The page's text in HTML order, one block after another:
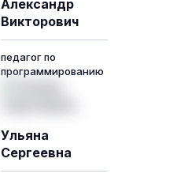
Александр
Викторович
педагог по
программированию
Ульяна
Сергеевна